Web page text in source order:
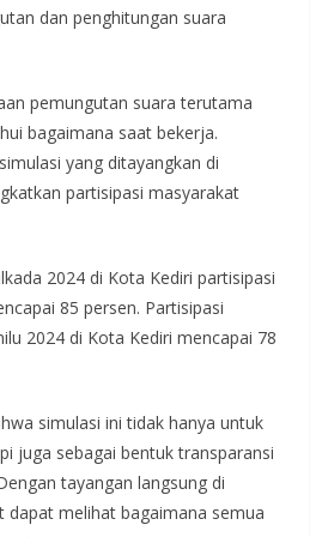
dan penghitungan suara
pemungutan suara terutama
bagaimana saat bekerja.
yang ditayangkan di
partisipasi masyarakat
2024 di Kota Kediri partisipasi
85 persen. Partisipasi
2024 di Kota Kediri mencapai 78
simulasi ini tidak hanya untuk
juga sebagai bentuk transparansi
tayangan langsung di
dapat melihat bagaimana semua